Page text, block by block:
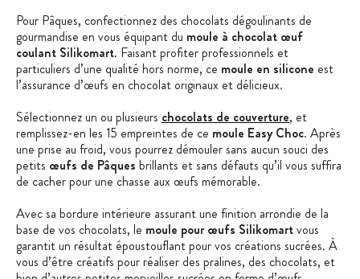
Pour Pâques, confectionnez des chocolats dégoulinants de
gourmandise en vous équipant du moule à chocolat œuf
coulant Silikomart. Faisant profiter professionnels et
particuliers d’une qualité hors norme, ce moule en silicone est
l’assurance d’œufs en chocolat originaux et délicieux.
Sélectionnez un ou plusieurs chocolats de couverture, et
remplissez-en les 15 empreintes de ce moule Easy Choc. Après
une prise au froid, vous pourrez démouler sans aucun souci des
petits œufs de Pâques brillants et sans défauts qu’il vous suffira
de cacher pour une chasse aux œufs mémorable.
Avec sa bordure intérieure assurant une finition arrondie de la
base de vos chocolats, le moule pour œufs Silikomartvous
garantit un résultat époustouflant pour vos créations sucrées. À
vous d’être créatifs pour réaliser des pralines, des chocolats, et